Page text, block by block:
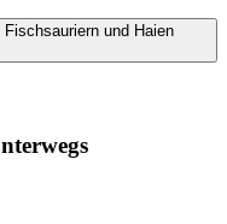
Fischsauriern und Haien